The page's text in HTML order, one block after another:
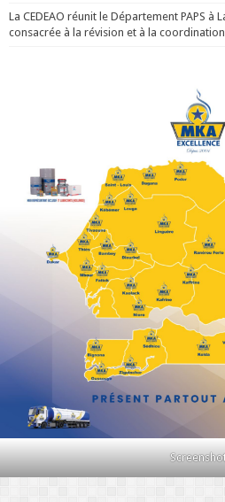
La CEDEAO réunit le Département PAPS à
consacrée à la révision et à la